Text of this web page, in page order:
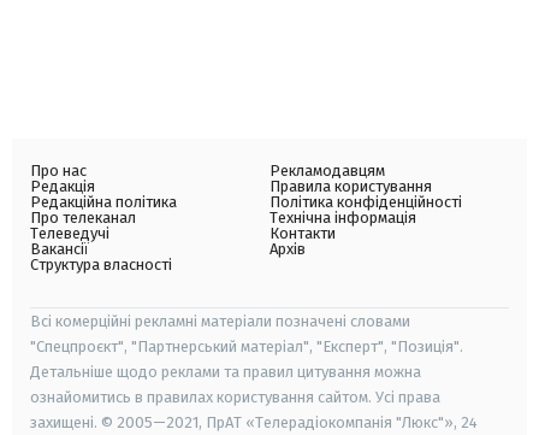
Про нас
Редакція
Редакційна політика
Про телеканал
Телеведучі
Вакансії
Структура власності
Рекламодавцям
Правила користування
Політика конфіденційності
Технічна інформація
Контакти
Архів
Всі комерційні рекламні матеріали позначені словами
"Спецпроєкт", "Партнерський матеріал", "Експерт", "Позиція".
Детальніше щодо реклами та правил цитування можна
ознайомитись в правилах користування сайтом. Усі права
захищені. © 2005—2021, ПрАТ «Телерадіокомпанія "Люкс"», 24